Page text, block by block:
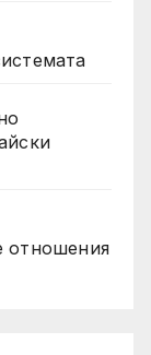
отношения